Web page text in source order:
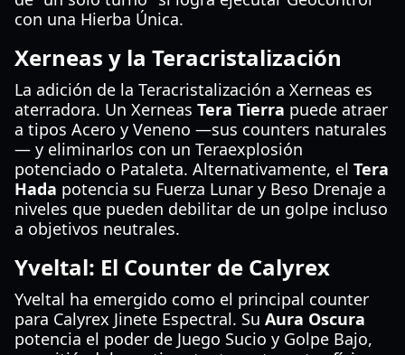
con una Hierba Única.
Xerneas y la Teracristalización
La adición de la Teracristalización a Xerneas es
aterradora. Un Xerneas Tera Tierra puede atraer
a tipos Acero y Veneno —sus counters naturales
— y eliminarlos con un Teraexplosión
potenciado o Pataleta. Alternativamente, el Tera
Hada potencia su Fuerza Lunar y Beso Drenaje a
niveles que pueden debilitar de un golpe incluso
a objetivos neutrales.
Yveltal: El Counter de Calyrex
Yveltal ha emergido como el principal counter
para Calyrex Jinete Espectral. Su Aura Oscura
potencia el poder de Juego Sucio y Golpe Bajo,